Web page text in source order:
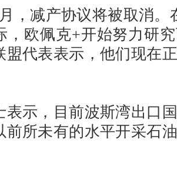
减产协议将被取消。
，欧佩克+开始努力研
盟代表表示，他们现在
，目前波斯湾出口国
前所未有的水平开采石